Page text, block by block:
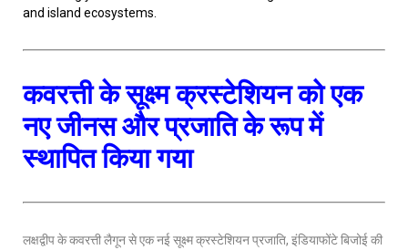
and island ecosystems.
कवरत्ती के सूक्ष्म क्रस्टेशियन को एक
नए जीनस और प्रजाति के रूप में
स्थापित किया गया
लक्षद्वीप के कवरत्ती लैगून से एक नई सूक्ष्म क्रस्टेशियन प्रजाति, इंडियाफोंटे बिजोई की